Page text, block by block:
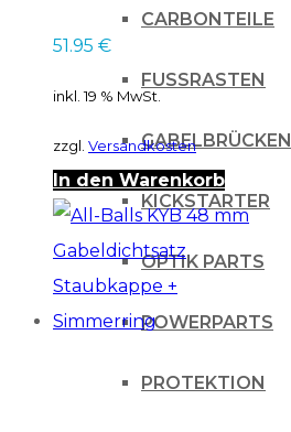
CARBONTEILE
FUSSRASTEN
GABELBRÜCKEN
KICKSTARTER
OPTIK PARTS
POWERPARTS
PROTEKTION
51.95 €
inkl. 19 % MwSt.
zzgl. Versandkosten
In den Warenkorb